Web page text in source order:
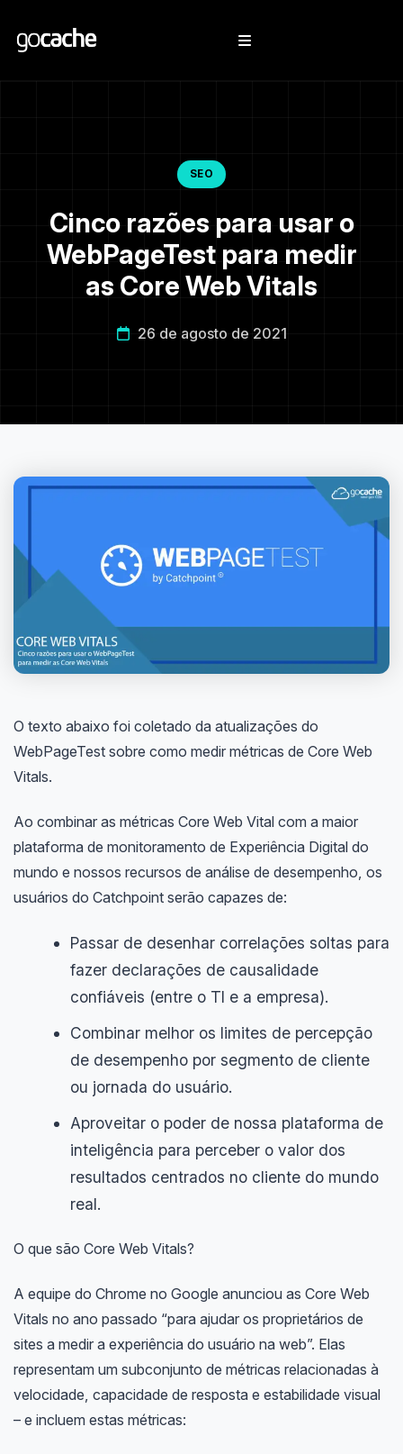
SEO
Cinco razões para usar o
WebPageTest para medir
as Core Web Vitals
26 de agosto de 2021
O texto abaixo foi coletado da atualizações do
WebPageTest sobre como medir métricas de Core Web
Vitals.
Ao combinar as métricas Core Web Vital com a maior
plataforma de monitoramento de Experiência Digital do
mundo e nossos recursos de análise de desempenho, os
usuários do Catchpoint serão capazes de:
Passar de desenhar correlações soltas para
fazer declarações de causalidade
confiáveis ​​(entre o TI e a empresa).
Combinar melhor os limites de percepção
de desempenho por segmento de cliente
ou jornada do usuário.
Aproveitar o poder de nossa plataforma de
inteligência para perceber o valor dos
resultados centrados no cliente do mundo
real.
O que são Core Web Vitals?
A equipe do Chrome no Google anunciou as Core Web
Vitals no ano passado “para ajudar os proprietários de
sites a medir a experiência do usuário na web”. Elas
representam um subconjunto de métricas relacionadas à
velocidade, capacidade de resposta e estabilidade visual
– e incluem estas métricas: